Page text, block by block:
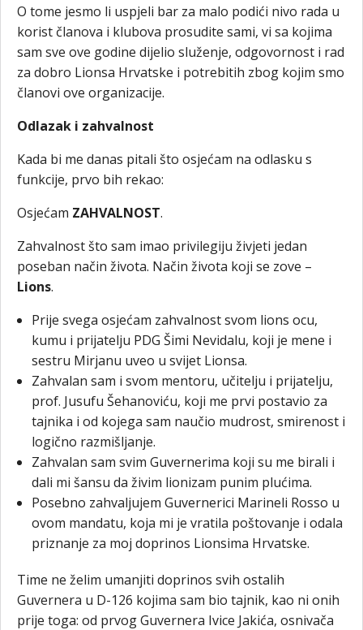
O tome jesmo li uspjeli bar za malo podići nivo rada u
korist članova i klubova prosudite sami, vi sa kojima
sam sve ove godine dijelio služenje, odgovornost i rad
za dobro Lionsa Hrvatske i potrebitih zbog kojim smo
članovi ove organizacije.
Odlazak i zahvalnost
Kada bi me danas pitali što osjećam na odlasku s
funkcije, prvo bih rekao:
Osjećam ZAHVALNOST.
Zahvalnost što sam imao privilegiju živjeti jedan
poseban način života. Način života koji se zove –
Lions.
Prije svega osjećam zahvalnost svom lions ocu,
kumu i prijatelju PDG Šimi Nevidalu, koji je mene i
sestru Mirjanu uveo u svijet Lionsa.
Zahvalan sam i svom mentoru, učitelju i prijatelju,
prof. Jusufu Šehanoviću, koji me prvi postavio za
tajnika i od kojega sam naučio mudrost, smirenost i
logično razmišljanje.
Zahvalan sam svim Guvernerima koji su me birali i
dali mi šansu da živim lionizam punim plućima.
Posebno zahvaljujem Guvernerici Marineli Rosso u
ovom mandatu, koja mi je vratila poštovanje i odala
priznanje za moj doprinos Lionsima Hrvatske.
Time ne želim umanjiti doprinos svih ostalih
Guvernera u D-126 kojima sam bio tajnik, kao ni onih
prije toga: od prvog Guvernera Ivice Jakića, osnivača